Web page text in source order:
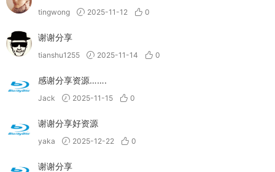
tingwong 2025-11-12 0
谢谢分享
tianshu1255 2025-11-14 0
感谢分享资源…….
Jack 2025-11-15 0
谢谢分享好资源
yaka 2025-12-22 0
谢谢分享